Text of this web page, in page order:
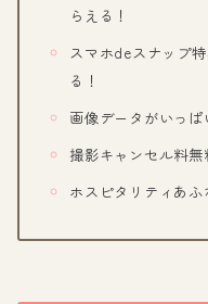
らえる！
スマホdeスナップ
る！
画像データがいっ
撮影キャンセル料無
ホスピタリティあふ